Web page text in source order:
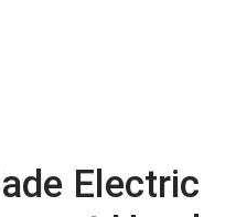
Electric